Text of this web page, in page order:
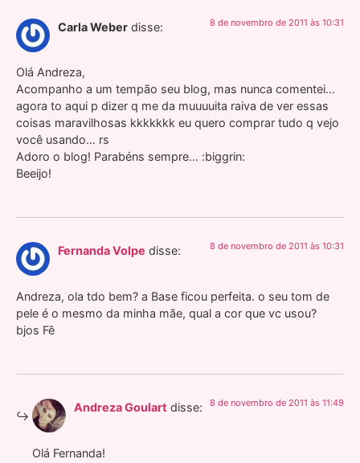
Carla Weber disse: 8 de novembro de 2011 às 10:31
Olá Andreza,
Acompanho a um tempão seu blog, mas nunca comentei…
agora to aqui p dizer q me da muuuuita raiva de ver essas
coisas maravilhosas kkkkkkk eu quero comprar tudo q vejo
você usando… rs
Adoro o blog! Parabéns sempre… :biggrin:
Beeijo!
Fernanda Volpe disse: 8 de novembro de 2011 às 10:31
Andreza, ola tdo bem? a Base ficou perfeita. o seu tom de
pele é o mesmo da minha mãe, qual a cor que vc usou?
bjos Fê
Andreza Goulart disse: 8 de novembro de 2011 às 11:49
Olá Fernanda!